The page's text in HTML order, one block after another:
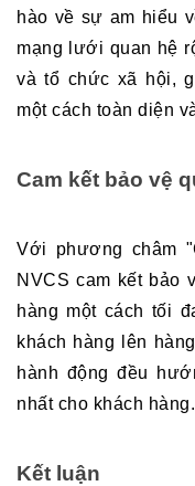
hào về sự am hiểu
mạng lưới quan hệ
và tổ chức xã hội,
một cách toàn diện
Cam kết bảo vệ
Với phương châm
NVCS cam kết bảo
hàng một cách tối
khách hàng lên
hành động đều
nhất cho khách hàng.
Kết luận